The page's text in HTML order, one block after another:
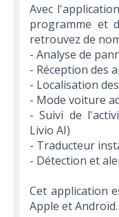
Avec
programme et
retrouvez de
- Analyse de
- Réception des
- Localisation
- Mode voiture
- Suivi de
Livio AI)
- Traducteur
- Détection et
Cet application
Apple et Androïd.